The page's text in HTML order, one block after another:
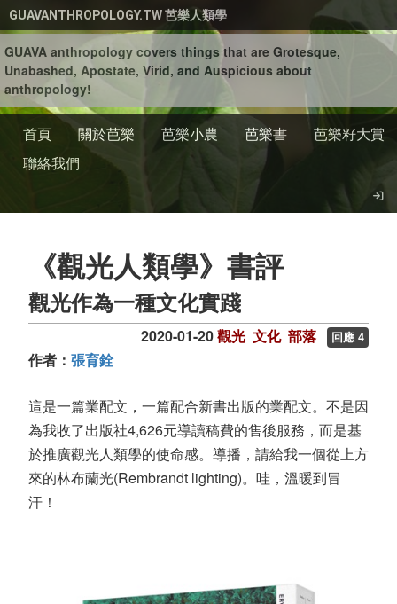
移至主內容
GUAVANTHROPOLOGY.TW 芭樂人類學
GUAVA anthropology covers things that are Grotesque,
Unabashed, Apostate, Virid, and Auspicious about
anthropology!
首頁 關於芭樂 芭樂小農 芭樂書
芭樂籽大賞
聯絡我們
《觀光人類學》書評
觀光作為一種文化實踐
2020-01-20觀光 文化 部落 回應 4
作者： 張育銓
這是一篇業配文，一篇配合新書出版的業配文。不是因
為我收了出版社4,626元導讀稿費的售後服務，而是基
於推廣觀光人類學的使命感。導播，請給我一個從上方
來的林布蘭光(Rembrandt lighting)。哇，溫暖到冒
汗！